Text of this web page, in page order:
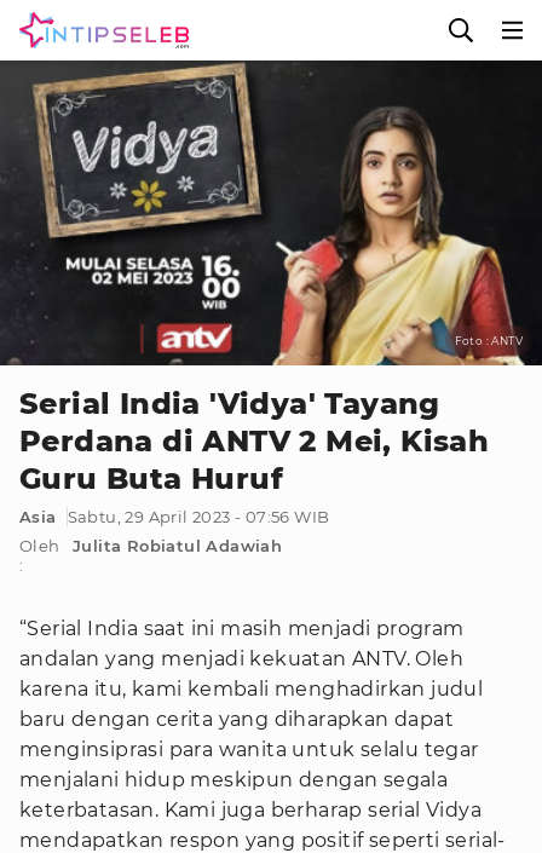
Foto : ANTV
Serial India 'Vidya' Tayang
Perdana di ANTV 2 Mei, Kisah
Guru Buta Huruf
Asia
Sabtu, 29 April 2023 - 07:56 WIB
Oleh
:
Julita Robiatul Adawiah
“Serial India saat ini masih menjadi program
andalan yang menjadi kekuatan ANTV. Oleh
karena itu, kami kembali menghadirkan judul
baru dengan cerita yang diharapkan dapat
menginsiprasi para wanita untuk selalu tegar
menjalani hidup meskipun dengan segala
keterbatasan. Kami juga berharap serial Vidya
mendapatkan respon yang positif seperti serial-